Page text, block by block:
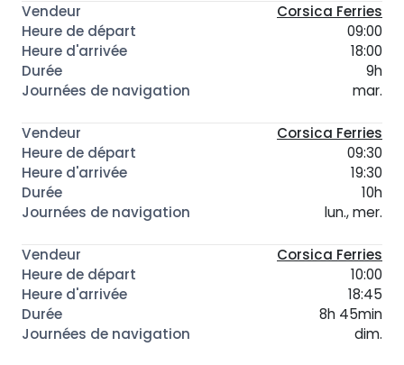
Corsica Ferries
09:00
18:00
9h
mar.
Corsica Ferries
09:30
19:30
10h
lun., mer.
Corsica Ferries
10:00
18:45
8h 45min
dim.